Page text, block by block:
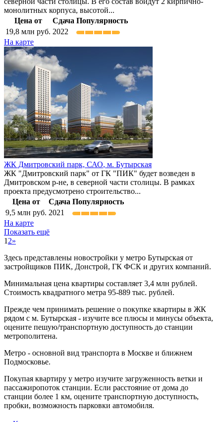
монолитных корпуса, высотой...
Цена от
Сдача Популярность
19,8 млн руб. 2022
На карте
ЖК Дмитровский парк, САО, м. Бутырская
ЖК "Дмитровский парк" от ГК "ПИК" будет возведен в
Дмитровском р-не, в северной части столицы. В рамках
проекта предусмотрено строительство...
Цена от
Сдача Популярность
9,5 млн руб. 2021
На карте
Показать ещё
1 2»
Здесь представлены новостройки у метро Бутырская от
застройщиков ПИК, Донстрой, ГК ФСК и других компаний.
Минимальная цена квартиры составляет 3,4 млн рублей.
Стоимость квадратного метра 95-889 тыс. рублей.
Прежде чем принимать решение о покупке квартиры в ЖК
рядом с м. Бутырская - изучите все плюсы и минусы объекта,
оцените пешую/транспортную доступность до станции
метрополитена.
Метро - основной вид транспорта в Москве и ближнем
Подмосковье.
Покупая квартиру у метро изучите загруженность ветки и
пассажиропоток станции. Если расстояние от дома до
станции более 1 км, оцените транспортную доступность,
пробки, возможность парковки автомобиля.